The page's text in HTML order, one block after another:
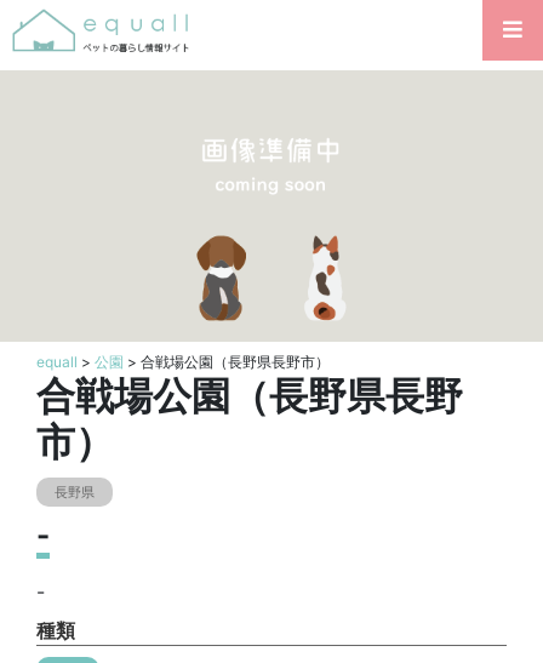
equall > 公園 > 合戦場公園（長野県長野市）
合戦場公園（長野県長野
市）
長野県
-
-
種類